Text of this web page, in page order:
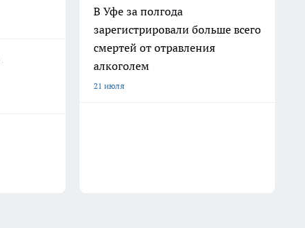
В Уфе за полгода
зарегистрировали больше всего
смертей от отравления
алкоголем
21 июля